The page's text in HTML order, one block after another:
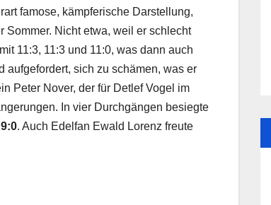
famose, kämpferische Darstellung,
Sommer. Nicht etwa, weil er schlecht
11:3, 11:3 und 11:0, was dann auch
aufgefordert, sich zu schämen, was er
Peter Nover, der für Detlef Vogel im
In vier Durchgängen besiegte
9:0. Auch Edelfan Ewald Lorenz freute